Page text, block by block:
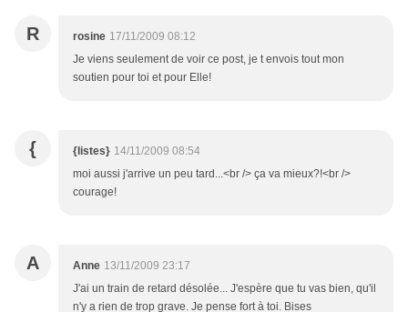
R rosine 17/11/2009 08:12
Je viens seulement de voir ce post, je t envois tout mon
soutien pour toi et pour Elle!
{ {listes} 14/11/2009 08:54
moi aussi j'arrive un peu tard...<br /> ça va mieux?!<br />
courage!
A Anne 13/11/2009 23:17
J'ai un train de retard désolée... J'espère que tu vas bien, qu'il
n'y a rien de trop grave. Je pense fort à toi. Bises